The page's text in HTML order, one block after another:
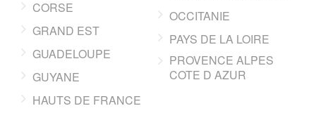
CORSE
GRAND EST
GUADELOUPE
GUYANE
HAUTS DE FRANCE
OCCITANIE
PAYS DE LA LOIRE
PROVENCE ALPES
COTE D AZUR